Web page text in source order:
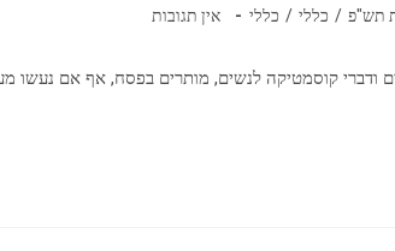
תש"פ / כללי / כללי תגובות:
אין תגובות
ודברי קוסמטיקה לנשים, מותרים בפסח, אף אם נעשו